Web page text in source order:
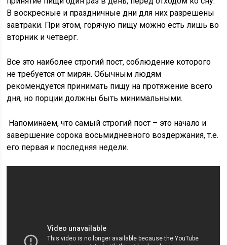
В воскресные и праздничные дни для них разрешены
завтраки. При этом, горячую пищу можно есть лишь во
вторник и четверг.
Все это наиболее строгий пост, соблюдение которого
не требуется от мирян. Обычным людям
рекомендуется принимать пищу на протяжение всего
дня, но порции должны быть минимальными.
Напоминаем, что самый строгий пост – это начало и
завершение сорока восьмидневного воздержания, т.е.
его первая и последняя недели.